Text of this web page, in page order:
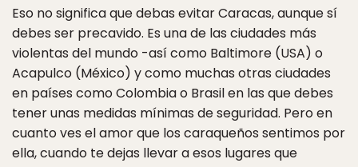
Eso no significa que debas evitar Caracas, aunque sí
debes ser precavido. Es una de las ciudades más
violentas del mundo -así como Baltimore (USA) o
Acapulco (México) y como muchas otras ciudades
en países como Colombia o Brasil en las que debes
tener unas medidas mínimas de seguridad. Pero en
cuanto ves el amor que los caraqueños sentimos por
ella, cuando te dejas llevar a esos lugares que